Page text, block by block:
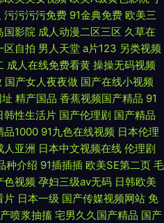
污污污污免费 91金典免费 欧美三
国影院 成人动漫二区三区 久草在
区自拍 男人天堂 a片123 另类视频
成人在线免费看黄 操操无码视频
国产女人夜夜做 国产在线小视频
精产国品 香蕉视频国产精品 91
韩性生活片 国产伦理剧 国产精品
品1000 91九色在线视频 日本伦理
人亚洲 日本中文视频在线 伦理剧
种介绍 91插插插 欧美SE第二页 毛
色视频 孕妇三级av无码 日韩欧美
片 日本一级 国产传媒视频网站 免
喷浆抽搐 宅男久久国产精品 国产